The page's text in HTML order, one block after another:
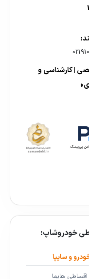
| کارشناسی و
خودروشاپ:
و سایپا
هایما